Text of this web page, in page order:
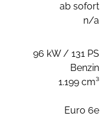
ab sofort
n/a
96 kW / 131 PS
Benzin
1.199 cm³
Euro 6e